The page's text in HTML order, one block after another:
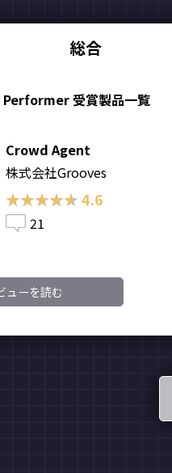
総合
受賞製品一覧
Crowd Agent
株式会社Grooves
★★★★★
★★★★★4.6
21
ューを読む